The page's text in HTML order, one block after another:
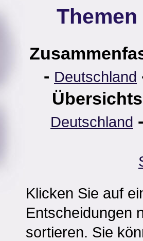
- Deutschland
Deutschland
Klicken Sie auf
Entscheidungen
sortieren. Sie